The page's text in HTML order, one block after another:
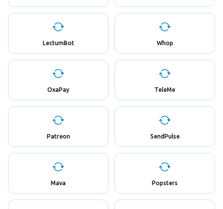
Whop
LectumBot
TeleMe
OxaPay
SendPulse
Patreon
Popsters
Mava